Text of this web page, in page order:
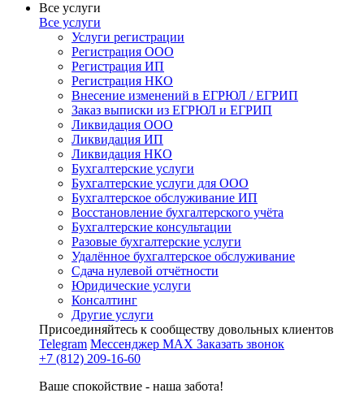
Все услуги
Все услуги
Услуги регистрации
Регистрация ООО
Регистрация ИП
Регистрация НКО
Внесение изменений в ЕГРЮЛ / ЕГРИП
Заказ выписки из ЕГРЮЛ и ЕГРИП
Ликвидация ООО
Ликвидация ИП
Ликвидация НКО
Бухгалтерские услуги
Бухгалтерские услуги для ООО
Бухгалтерское обслуживание ИП
Восстановление бухгалтерского учёта
Бухгалтерские консультации
Разовые бухгалтерские услуги
Удалённое бухгалтерское обслуживание
Сдача нулевой отчётности
Юридические услуги
Консалтинг
Другие услуги
Присоединяйтесь к сообществу довольных клиентов
Telegram Мессенджер MAX Заказать звонок
+7 (812) 209-16-60
Ваше спокойствие - наша забота!